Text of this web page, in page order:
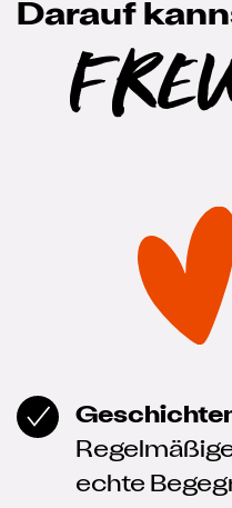
Darauf
echte